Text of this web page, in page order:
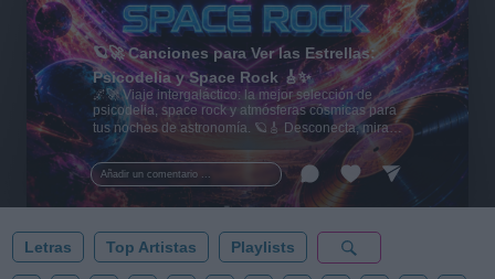
Añadir un comentario ...
🪐🚀 Canciones para Ver las Estrellas:
Psicodelia y Space Rock 🎸✨
🌌🚀 Viaje intergaláctico: la mejor selección de
psicodelia, space rock y atmósferas cósmicas para
tus noches de astronomía. 🪐🎸 Desconecta, mira
al firmamento y siente la gravedad cero. 💾 ¡Guarda
esta colección para tu próxima noche estrellada!
✨⭐
Letras Top Artistas Playlists